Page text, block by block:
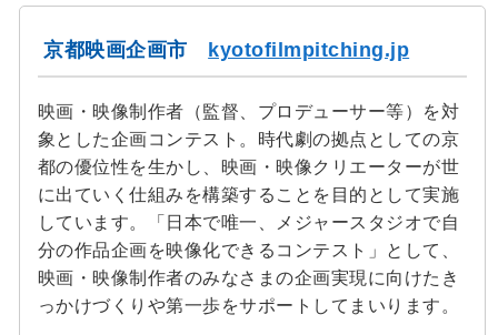
京都映画企画市 kyotofilmpitching.jp
映画・映像制作者（監督、プロデューサー等）を対
象とした企画コンテスト。時代劇の拠点としての京
都の優位性を生かし、映画・映像クリエーターが世
に出ていく仕組みを構築することを目的として実施
しています。「日本で唯一、メジャースタジオで自
分の作品企画を映像化できるコンテスト」として、
映画・映像制作者のみなさまの企画実現に向けたき
っかけづくりや第一歩をサポートしてまいります。